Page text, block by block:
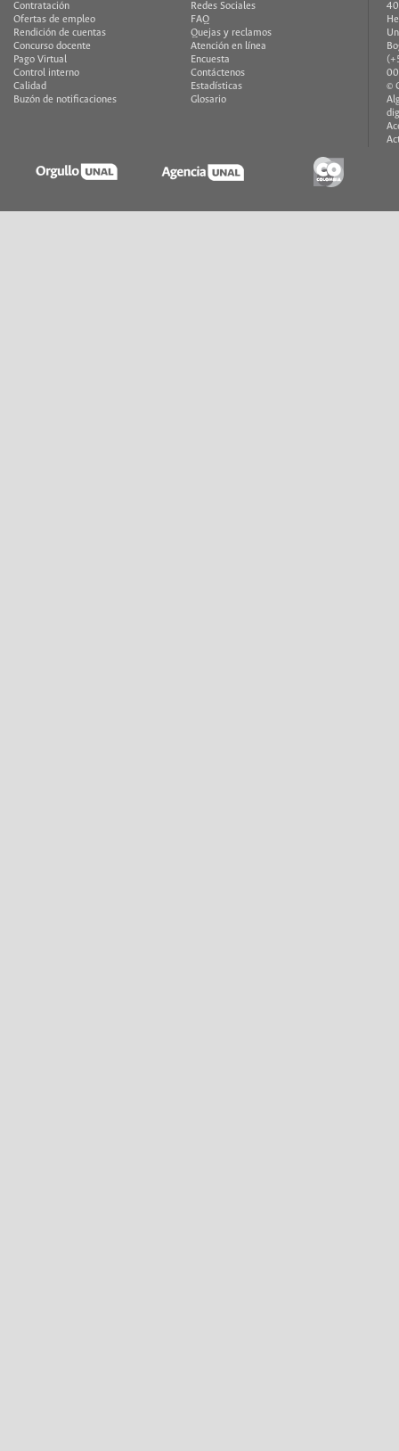
Contratación
Ofertas de empleo
Rendición de cuentas
Concurso docente
Pago Virtual
Control interno
Calidad
Buzón de notificaciones
Redes Sociales
FAQ
Quejas y reclamos
Atención en línea
Encuesta
Contáctenos
Estadísticas
Glosario
©